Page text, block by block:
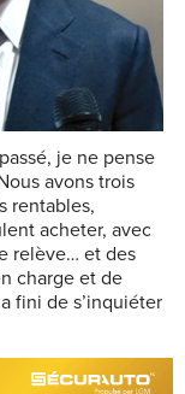
je ne pense
avons trois
rentables,
acheter, avec
relève… et des
charge et de
fini de s’inquiéter